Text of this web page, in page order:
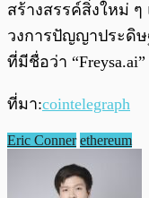
สร้างสรรค์สิ่งใหม่ ๆ
วงการปัญญาประดิ
ที่มีชื่อว่า
ที่มา:cointelegraph
Eric Conner ethereum